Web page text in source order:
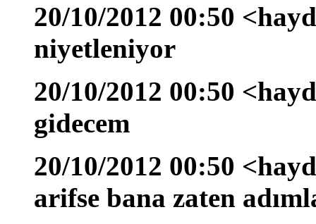
20/10/2012 00:50
niyetleniyor
20/10/2012 00:50
gidecem
20/10/2012 00:50
arifse bana zaten